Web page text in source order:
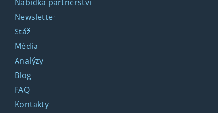
Nabídka partnerství
Newsletter
Stáž
Média
Analýzy
Blog
FAQ
Kontakty